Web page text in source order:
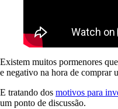
Existem muitos pormenores
e negativo na hora de comprar
E tratando dos motivos para
um ponto de discussão.